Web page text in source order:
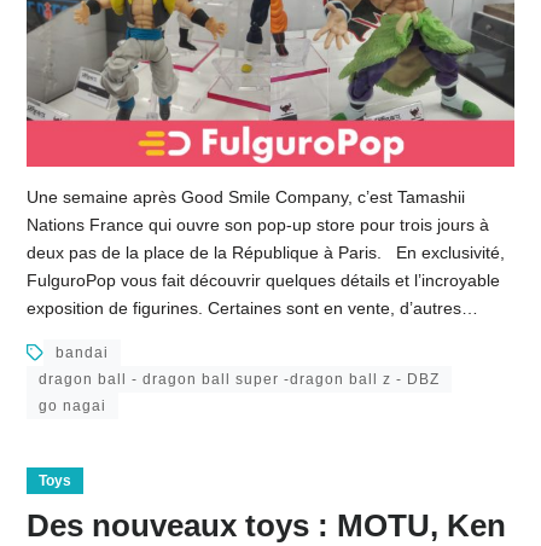
Une semaine après Good Smile Company, c’est Tamashii
Nations France qui ouvre son pop-up store pour trois jours à
deux pas de la place de la République à Paris. En exclusivité,
FulguroPop vous fait découvrir quelques détails et l’incroyable
exposition de figurines. Certaines sont en vente, d’autres…
bandai
dragon ball - dragon ball super -dragon ball z - DBZ
go nagai
Toys
Des nouveaux toys : MOTU, Ken